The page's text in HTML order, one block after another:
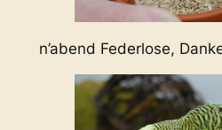
n’abend Federlose,